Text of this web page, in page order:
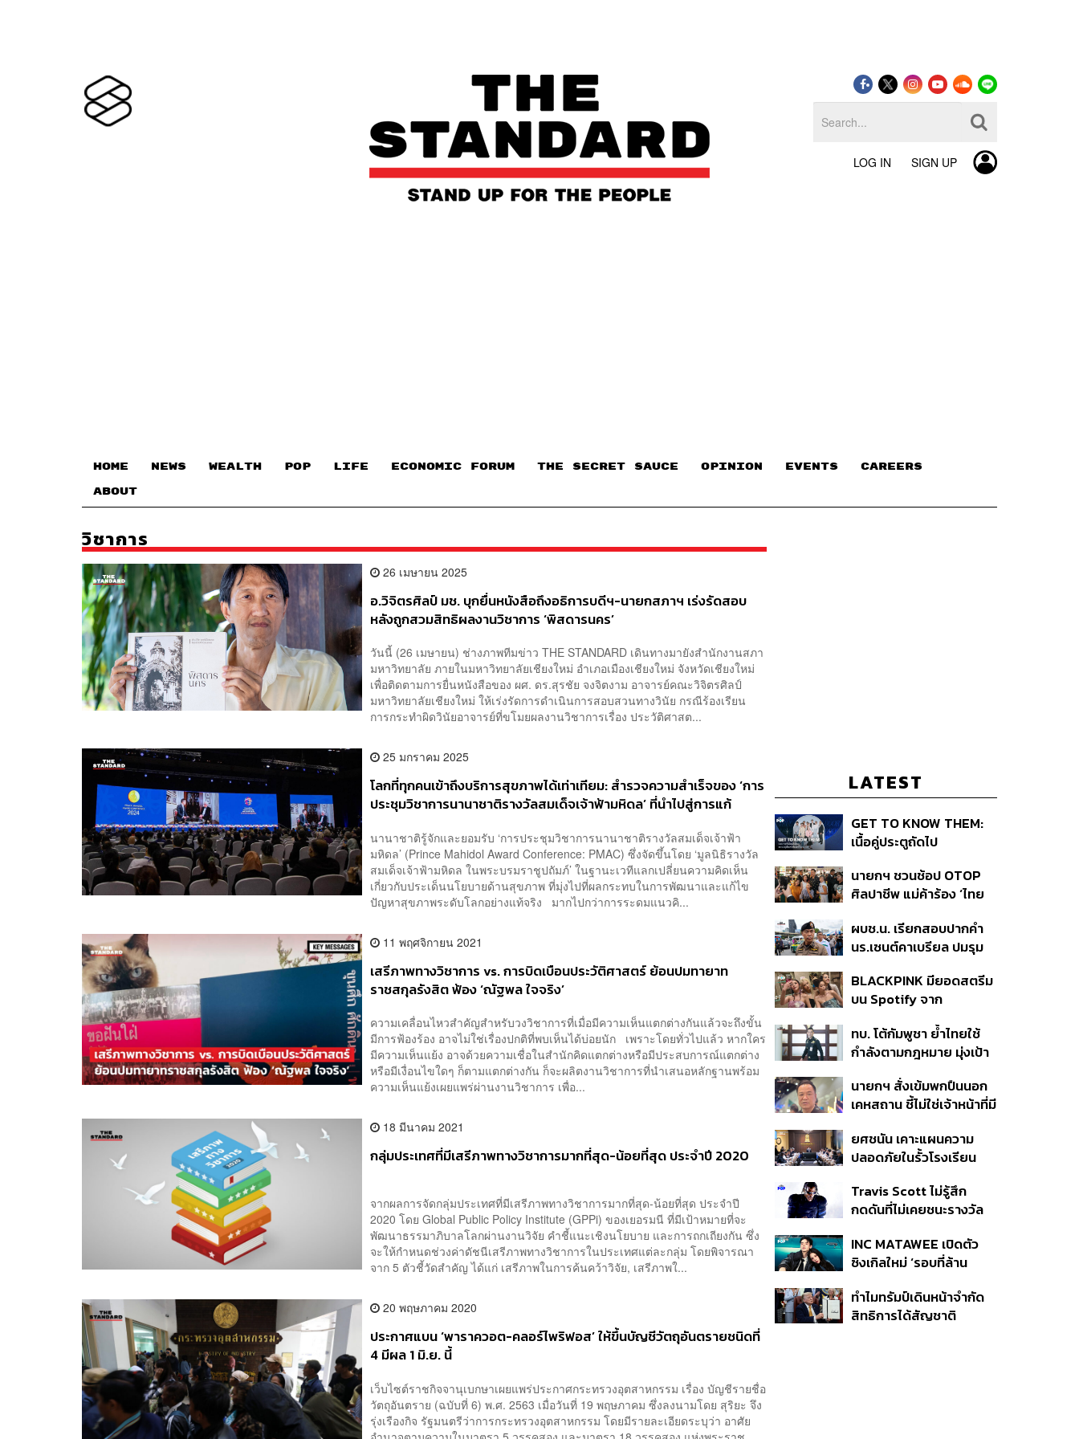
LOG IN SIGN UP
HOME NEWS WEALTH POP LIFE ECONOMIC FORUM THE SECRET SAUCE​ OPINION EVENTS CAREERS
ABOUT
วิชาการ
26 เมษายน 2025
อ.วิจิตรศิลป์ มช. บุกยื่นหนังสือถึงอธิการบดีฯ-นายกสภาฯ เร่งรัดสอบ
หลังถูกสวมสิทธิผลงานวิชาการ ‘พิสดารนคร’
วันนี้ (26 เมษายน) ช่างภาพทีมข่าว THE STANDARD เดินทางมายังสำนักงานสภา
มหาวิทยาลัย ภายในมหาวิทยาลัยเชียงใหม่ อำเภอเมืองเชียงใหม่ จังหวัดเชียงใหม่
เพื่อติดตามการยื่นหนังสือของ ผศ. ดร.สุรชัย จงจิตงาม อาจารย์คณะวิจิตรศิลป์
มหาวิทยาลัยเชียงใหม่ ให้เร่งรัดการดำเนินการสอบสวนทางวินัย กรณีร้องเรียน
การกระทำผิดวินัยอาจารย์ที่ขโมยผลงานวิชาการเรื่อง ประวัติศาสต...
25 มกราคม 2025
โลกที่ทุกคนเข้าถึงบริการสุขภาพได้เท่าเทียม: สำรวจความสำเร็จของ ‘การ
ประชุมวิชาการนานาชาติรางวัลสมเด็จเจ้าฟ้ามหิดล’ ที่นำไปสู่การแก้
นานาชาติรู้จักและยอมรับ ‘การประชุมวิชาการนานาชาติรางวัลสมเด็จเจ้าฟ้า
มหิดล’ (Prince Mahidol Award Conference: PMAC) ซึ่งจัดขึ้นโดย ‘มูลนิธิรางวัล
สมเด็จเจ้าฟ้ามหิดล ในพระบรมราชูปถัมภ์’ ในฐานะเวทีแลกเปลี่ยนความคิดเห็น
เกี่ยวกับประเด็นนโยบายด้านสุขภาพ ที่มุ่งไปที่ผลกระทบในการพัฒนาและแก้ไข
ปัญหาสุขภาพระดับโลกอย่างแท้จริง มากไปกว่าการระดมแนวคิ...
11 พฤศจิกายน 2021
เสรีภาพทางวิชาการ vs. การบิดเบือนประวัติศาสตร์ ย้อนปมทายาท
ราชสกุลรังสิต ฟ้อง ‘ณัฐพล ใจจริง’
ความเคลื่อนไหวสำคัญสำหรับวงวิชาการที่เมื่อมีความเห็นแตกต่างกันแล้วจะถึงขั้น
มีการฟ้องร้อง อาจไม่ใช่เรื่องปกติที่พบเห็นได้บ่อยนัก เพราะโดยทั่วไปแล้ว หากใคร
มีความเห็นแย้ง อาจด้วยความเชื่อในสำนักคิดแตกต่างหรือมีประสบการณ์แตกต่าง
หรือมีเงื่อนไขใดๆ ก็ตามแตกต่างกัน ก็จะผลิตงานวิชาการที่นำเสนอหลักฐานพร้อม
ความเห็นแย้งเผยแพร่ผ่านงานวิชาการ เพื่อ...
18 มีนาคม 2021
กลุ่มประเทศที่มีเสรีภาพทางวิชาการมากที่สุด-น้อยที่สุด ประจำปี 2020
จากผลการจัดกลุ่มประเทศที่มีเสรีภาพทางวิชาการมากที่สุด-น้อยที่สุด ประจำปี
2020 โดย Global Public Policy Institute (GPPi) ของเยอรมนี ที่มีเป้าหมายที่จะ
พัฒนาธรรมาภิบาลโลกผ่านงานวิจัย คำชี้แนะเชิงนโยบาย และการถกเถียงกัน ซึ่ง
จะให้กำหนดช่วงค่าดัชนีเสรีภาพทางวิชาการในประเทศแต่ละกลุ่ม โดยพิจารณา
จาก 5 ตัวชี้วัดสำคัญ ได้แก่ เสรีภาพในการค้นคว้าวิจัย, เสรีภาพใ...
20 พฤษภาคม 2020
ประกาศแบน ‘พาราควอต-คลอร์ไพริฟอส’ ให้ขึ้นบัญชีวัตถุอันตรายชนิดที่
4 มีผล 1 มิ.ย. นี้
เว็บไซต์ราชกิจจานุเบกษาเผยแพร่ประกาศกระทรวงอุตสาหกรรม เรื่อง บัญชีรายชื่อ
วัตถุอันตราย (ฉบับที่ 6) พ.ศ. 2563 เมื่อวันที่ 19 พฤษภาคม ซึ่งลงนามโดย สุริยะ จึง
รุ่งเรืองกิจ รัฐมนตรีว่าการกระทรวงอุตสาหกรรม โดยมีรายละเอียดระบุว่า อาศัย
LATEST
GET TO KNOW THEM:
เนื้อคู่ประตูถัดไป
นายกฯ ชวนช้อป OTOP
ศิลปาชีพ แม่ค้าร้อง ‘ไทย
ถามมีต่อไหม นายกฯ ตอบ
‘เดี๋ยวจะพยายาม’
ผบช.น. เรียกสอบปากคำ
นร.เซนต์คาเบรียล ปมรุม
ดำเนินคดีแล้ว
BLACKPINK มียอดสตรีม
บน Spotify จาก
ครั้ง ตลอด 10 ปีที่ผ่านมา
ทบ. โต้กัมพูชา ย้ำไทยใช้
กำลังตามกฎหมาย มุ่งเป้า
หายไทยไม่อาจลบด้วย
ข้อมูลบิดเบือน
นายกฯ สั่งเข้มพกปืนนอก
เคหสถาน ชี้ไม่ใช่เจ้าหน้าที่มี
ก่อเหตุ เจ้าของร่วมรับผิด
ยศชนัน เคาะแผนความ
ปลอดภัยในรั้วโรงเรียน
ดูแล-คุมเข้มคัดกรองสิ่ง
ผิดกฎหมาย
Travis Scott ไม่รู้สึก
กดดันที่ไม่เคยชนะรางวัล
แล้ว 10 ครั้ง
INC MATAWEE เปิดตัว
ซิงเกิลใหม่ ‘รอบที่ล้าน
มาแสดงในมิวสิกวิดีโอ
ทำไมทรัมป์เดินหน้าจำกัด
สิทธิการได้สัญชาติ